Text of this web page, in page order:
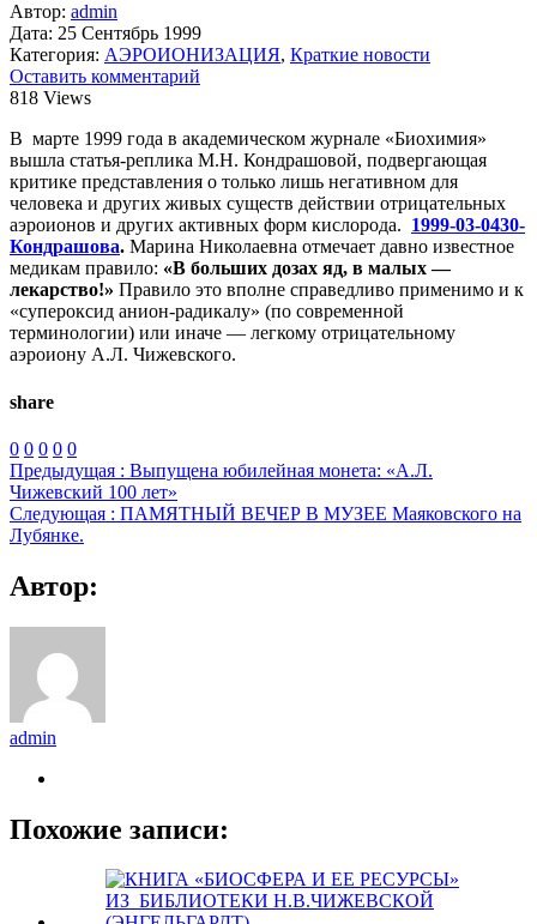
Автор: admin
Дата: 25 Сентябрь 1999
Категория: АЭРОИОНИЗАЦИЯ, Краткие новости
Оставить комментарий
818 Views
В марте 1999 года в академическом журнале «Биохимия»
вышла статья-реплика М.Н. Кондрашовой, подвергающая
критике представления о только лишь негативном для
человека и других живых существ действии отрицательных
аэроионов и других активных форм кислорода. 1999-03-0430-
Кондрашова. Марина Николаевна отмечает давно известное
медикам правило: «В больших дозах яд, в малых —
лекарство!» Правило это вполне справедливо применимо и к
«супероксид анион-радикалу» (по современной
терминологии) или иначе — легкому отрицательному
аэроиону А.Л. Чижевского.
share
0 0 0 0 0
Предыдущая : Выпущена юбилейная монета: «А.Л.
Чижевский 100 лет»
Следующая : ПАМЯТНЫЙ ВЕЧЕР В МУЗЕЕ Маяковского на
Лубянке.
Автор:
admin
Похожие записи: